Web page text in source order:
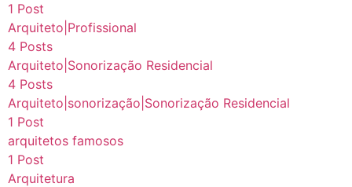
1 Post
Arquiteto|Profissional
4 Posts
Arquiteto|Sonorização Residencial
4 Posts
Arquiteto|sonorização|Sonorização Residencial
1 Post
arquitetos famosos
1 Post
Arquitetura